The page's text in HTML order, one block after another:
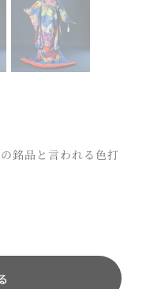
銘品と言われる色打